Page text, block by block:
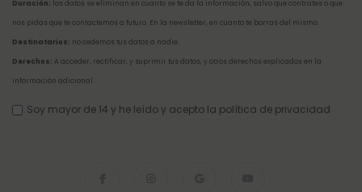
Duración: los datos se eliminan en cuanto se te da la información, salvo que contrates o que
nos pidas que te contactemos a futuro. En la newsletter, en cuanto te borras del mismo.
Destinatarios: no cedemos tus datos a nadie.
Derechos: A acceder, rectificar, y suprimir tus datos, y otros derechos explicados en la
información adicional
Soy mayor de 14 y he leído y acepto la política de privacidad